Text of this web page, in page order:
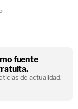
fuente
de actualidad.